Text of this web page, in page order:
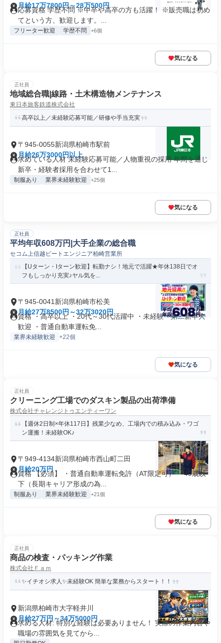
月給17万7800円～28万500円
応募資格 学歴不問 ※中卒や高卒の方も活躍！ ※販売職は初め
てという方、歓迎します。...
フリーター歓迎 学歴不問 +6個
気になる
正社員
地域総合職|線路・土木構造物メンテナンス
東日本旅客鉄道株式会社
高卒以上／未経験応募可能／研修や手当充実
〒945-0055新潟県柏崎市駅前
月給26万3000円以上
求めている人材 未経験応募可能／人物重視の採用 年間を通じ
新卒・経験者採用を合わせて1...
制服あり 業界未経験歓迎 +25個
気になる
正社員
平均年収608万円|大手企業の総合職
セコム上信越ビートエンジニア柏崎営業所
【Uターン・Iターン歓迎】転勤ナシ！地元で活躍★年休138日でオ
フもしっかり充実♪ヤル気を...
〒945-0041新潟県柏崎市松美
月給27万8500円～32万3020円
資格 ・高卒以上 ・20代～30代活躍中 ・未経験・第二新卒大
歓迎 ・普通自動車運転免...
業界未経験歓迎 +22個
気になる
正社員
クリーニング工場でのダスキン製品の出荷準備
株式会社チャレンジトゥエンティーワン
【週休2日制×年休117日】残業少なめ、工場内での積み込み・ワゴ
ン運搬！未経験OK♪
〒949-4134新潟県柏崎市西山町二田
月給20万円
資格 【必須】 ・普通自動車運転免許（AT限定可） ・40歳以
下（長期キャリア形成の為...
制服あり 業界未経験歓迎 +21個
気になる
正社員
商品の検査・パッキング作業
株式会社Ｆａｍ
✨イチオシ求人✨未経験OK 簡単な業務からスタート！！
新潟県柏崎市大字軽井川
月給27万円～34万5000円
求める人材: 特別な経験は必要ありません！ 実際の作業内容や
職場の雰囲気を見てから...